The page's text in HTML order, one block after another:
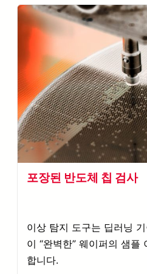
포장된 반도체 칩 검사
이상 탐지 도구는 딥러닝
이 “완벽한” 웨이퍼의 샘플
합니다.